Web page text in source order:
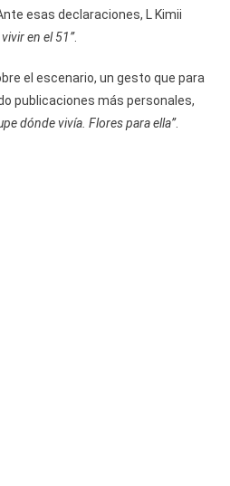
esas declaraciones, L Kimii
en el 51”.
el escenario, un gesto que para
publicaciones más personales,
dónde vivía. Flores para ella”.